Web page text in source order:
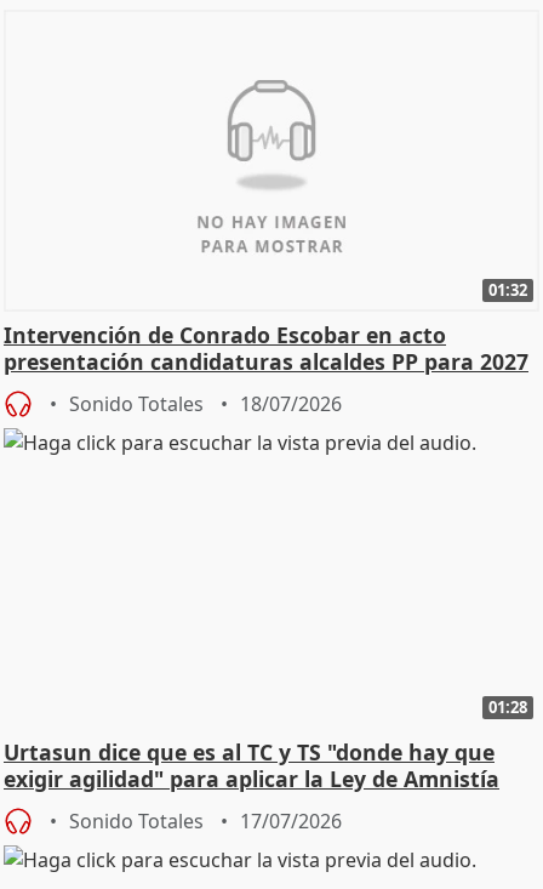
01:32
Intervención de Conrado Escobar en acto
presentación candidaturas alcaldes PP para 2027
Sonido Totales 18/07/2026
01:28
Urtasun dice que es al TC y TS "donde hay que
exigir agilidad" para aplicar la Ley de Amnistía
Sonido Totales 17/07/2026